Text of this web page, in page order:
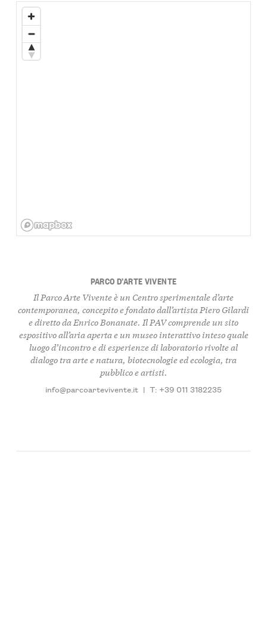
PARCO D’ARTE VIVENTE
Il Parco Arte Vivente è un Centro sperimentale d’arte
contemporanea, concepito e fondato dall’artista Piero Gilardi
e diretto da Enrico Bonanate. Il PAV comprende un sito
espositivo all’aria aperta e un museo interattivo inteso quale
luogo d’incontro e di esperienze di laboratorio rivolte al
dialogo tra arte e natura, biotecnologie ed ecologia, tra
pubblico e artisti.
info@parcoartevivente.it | T: +39 011 3182235